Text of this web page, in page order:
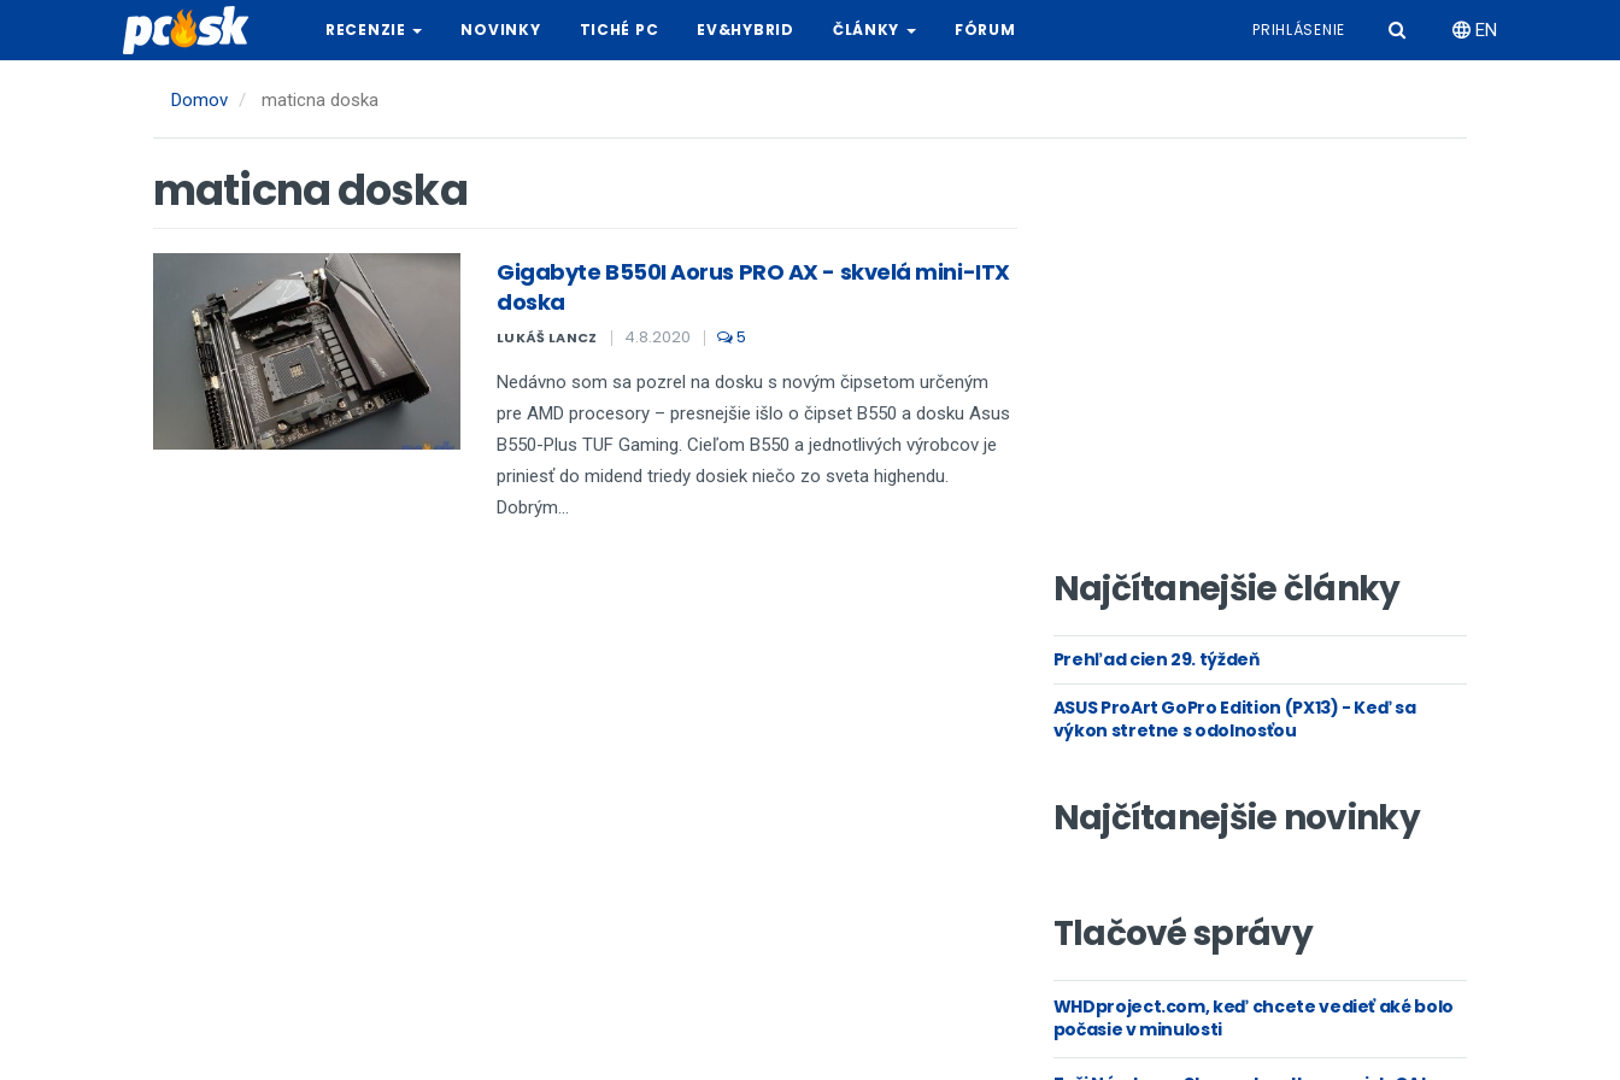
hlavný
RECENZIE NOVINKY TICHÉ PC EV&HYBRID ČLÁNKY FÓRUM PRIHLÁSENIE EN
Domov maticna doska
maticna doska
Gigabyte B550I Aorus PRO AX - skvelá mini-ITX
doska
LUKÁŠ LANCZ 4.8.2020 5
Nedávno som sa pozrel na dosku s novým čipsetom určeným
pre AMD procesory – presnejšie išlo o čipset B550 a dosku Asus
B550-Plus TUF Gaming. Cieľom B550 a jednotlivých výrobcov je
priniesť do midend triedy dosiek niečo zo sveta highendu.
Dobrým...
Najčítanejšie články
Prehľad cien 29. týždeň
ASUS ProArt GoPro Edition (PX13) - Keď sa
výkon stretne s odolnosťou
Najčítanejšie novinky
Tlačové správy
WHDproject.com, keď chcete vedieť aké bolo
počasie v minulosti